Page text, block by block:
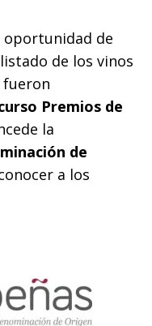
oportunidad de
de los vinos
fueron
Premios de
la
de
a los